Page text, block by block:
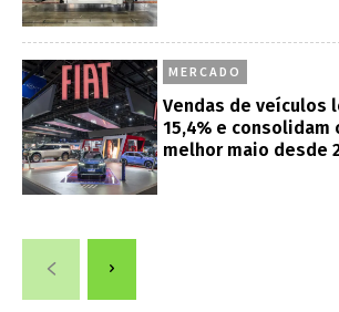
MERCADO
Vendas de veículos
15,4% e consolidam
melhor maio desde